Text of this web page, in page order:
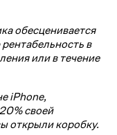
обесценивается
в
или в течение
iPhone,
своей
открыли коробку.